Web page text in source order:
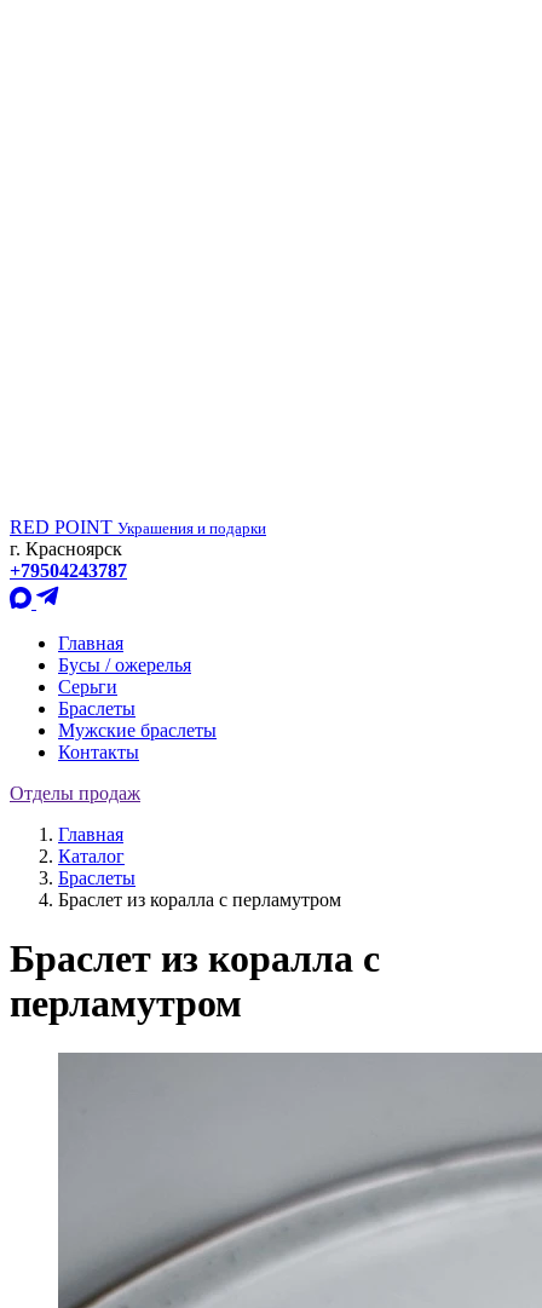
RED POINT Украшения и подарки
г. Красноярск
+79504243787
Главная
Бусы / ожерелья
Серьги
Браслеты
Мужские браслеты
Контакты
Отделы продаж
Главная
Каталог
Браслеты
Браслет из коралла с перламутром
Браслет из коралла с
перламутром